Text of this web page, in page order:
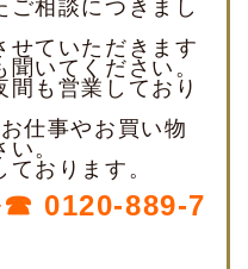
ご相談につきまし
せていただきます
いてください。
も営業しており
仕事やお買い物
。
おります。
☎ 0120-889-7